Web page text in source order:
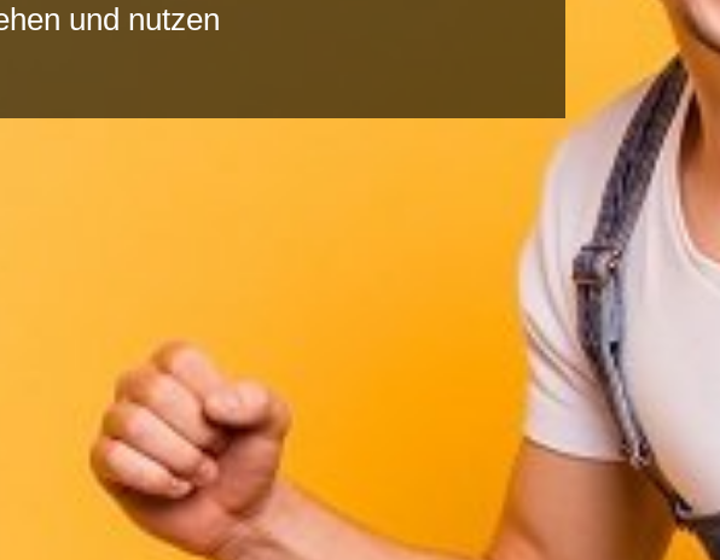
und nutzen